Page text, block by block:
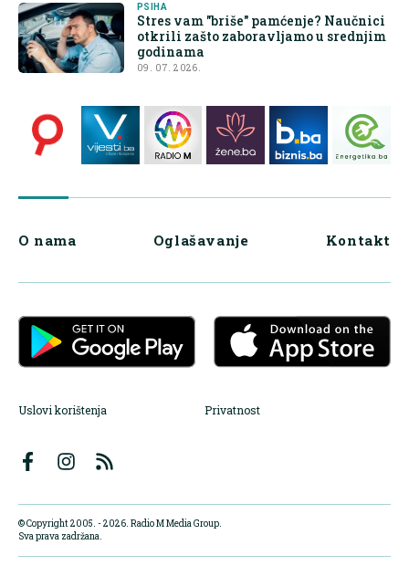
PSIHA
Stres vam "briše" pamćenje? Naučnici
otkrili zašto zaboravljamo u srednjim
godinama
09. 07. 2026.
O nama Oglašavanje Kontakt
Uslovi korištenja Privatnost
© Copyright 2005. - 2026. Radio M Media Group.
Sva prava zadržana.